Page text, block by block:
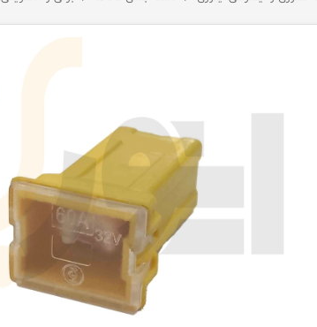
موتور و اگزوز
برقی و الکتریکی
قطعات داخلی
انتقال قدرت
فرمان، جلوبندی و ترمز
لوازم جانبی و اسپرت